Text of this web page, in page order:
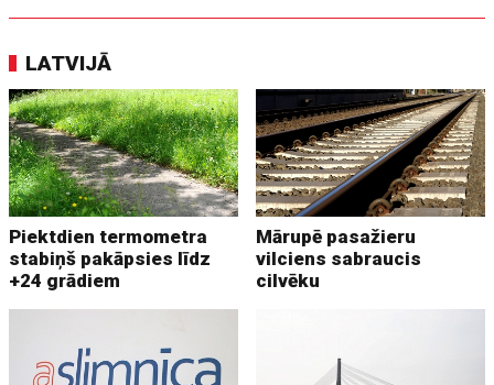
LATVIJĀ
Piektdien termometra
stabiņš pakāpsies līdz
+24 grādiem
Mārupē pasažieru
vilciens sabraucis
cilvēku